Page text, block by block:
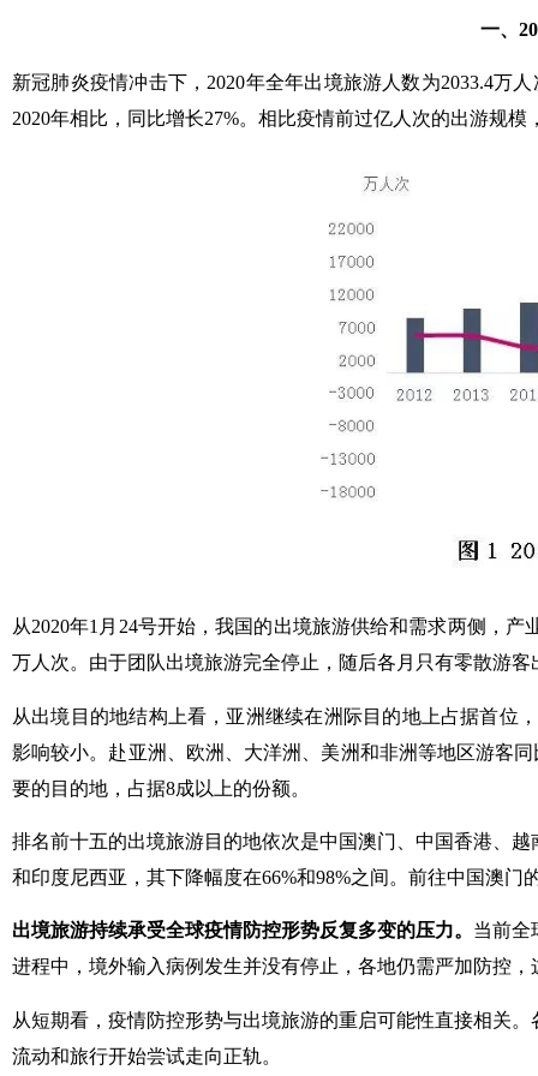
一、
新冠肺炎疫情冲击下，2020年全年出境旅游人数为2033.4万
2020年相比，同比增长27%。相比疫情前过亿人次的出游规
从2020年1月24号开始，我国的出境旅游供给和需求两侧，
万人次。由于团队出境旅游完全停止，随后各月只有零散游
从出境目的地结构上看，亚洲继续在洲际目的地上占据首位
影响较小。赴亚洲、欧洲、大洋洲、美洲和非洲等地区游客
要的目的地，占据8成以上的份额。
排名前十五的出境旅游目的地依次是中国澳门、中国香港、
和印度尼西亚，其下降幅度在66%和98%之间。前往中国澳门
出境旅游持续承受全球疫情防控形势反复多变的压力。 当前全
进程中，境外输入病例发生并没有停止，各地仍需严加防控
从短期看，疫情防控形势与出境旅游的重启可能性直接相关
流动和旅行开始尝试走向正轨。